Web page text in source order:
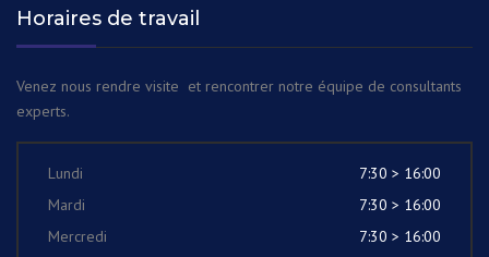
Horaires de travail
Venez nous rendre visite et rencontrer notre équipe de consultants
experts.
Lundi
7:30 > 16:00
Mardi
7:30 > 16:00
Mercredi
7:30 > 16:00